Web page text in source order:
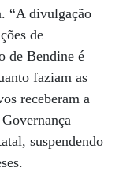
“A divulgação
de
de Bendine é
faziam as
receberam a
suspendendo